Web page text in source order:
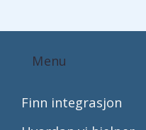
Menu
Finn integrasjon